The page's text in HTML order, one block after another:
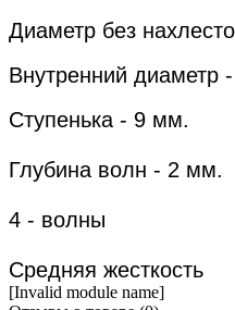
Диаметр без
Внутренний диаметр
Ступенька - 9 мм.
Глубина волн - 2 мм.
4 - волны
Средняя жесткость
[Invalid module name]